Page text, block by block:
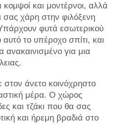
κομψοί και μοντέρνοι, αλλά
σας χάρη στην φιλόξενη
φυτά εσωτερικού
το υπέροχο σπίτι, και
ανακαινισμένο για μια
άνετο κοινόχρηστο
μέρα. Ο χώρος
και τζάκι που θα σας
και ήρεμη βραδιά στο